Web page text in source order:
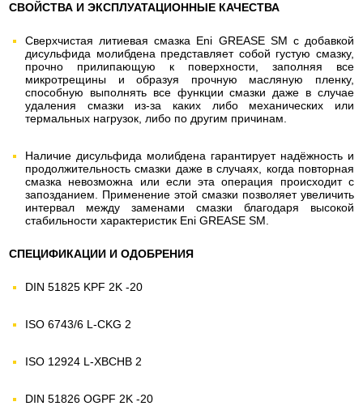
СВОЙСТВА И ЭКСПЛУАТАЦИОННЫЕ КАЧЕСТВА
Сверхчистая литиевая смазка Eni GREASE SM с добавкой
дисульфида молибдена представляет собой густую смазку,
прочно прилипающую к поверхности, заполняя все
микротрещины и образуя прочную масляную пленку,
способную выполнять все функции смазки даже в случае
удаления смазки из-за каких либо механических или
термальных нагрузок, либо по другим причинам.
Наличие дисульфида молибдена гарантирует надёжность и
продолжительность смазки даже в случаях, когда повторная
смазка невозможна или если эта операция происходит с
запозданием. Применение этой смазки позволяет увеличить
интервал между заменами смазки благодаря высокой
стабильности характеристик Eni GREASE SM.
СПЕЦИФИКАЦИИ И ОДОБРЕНИЯ
DIN 51825 KPF 2K -20
ISO 6743/6 L-CKG 2
ISO 12924 L-XBCHB 2
DIN 51826 OGPF 2K -20